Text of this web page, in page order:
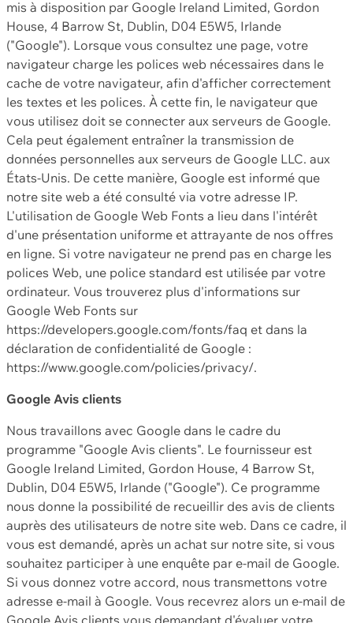
mis à disposition par Google Ireland Limited, Gordon
House, 4 Barrow St, Dublin, D04 E5W5, Irlande
("Google"). Lorsque vous consultez une page, votre
navigateur charge les polices web nécessaires dans le
cache de votre navigateur, afin d'afficher correctement
les textes et les polices. À cette fin, le navigateur que
vous utilisez doit se connecter aux serveurs de Google.
Cela peut également entraîner la transmission de
données personnelles aux serveurs de Google LLC. aux
États-Unis. De cette manière, Google est informé que
notre site web a été consulté via votre adresse IP.
L'utilisation de Google Web Fonts a lieu dans l'intérêt
d'une présentation uniforme et attrayante de nos offres
en ligne. Si votre navigateur ne prend pas en charge les
polices Web, une police standard est utilisée par votre
ordinateur. Vous trouverez plus d'informations sur
Google Web Fonts sur
https://developers.google.com/fonts/faq et dans la
déclaration de confidentialité de Google :
https://www.google.com/policies/privacy/.
Google Avis clients
Nous travaillons avec Google dans le cadre du
programme "Google Avis clients". Le fournisseur est
Google Ireland Limited, Gordon House, 4 Barrow St,
Dublin, D04 E5W5, Irlande ("Google"). Ce programme
nous donne la possibilité de recueillir des avis de clients
auprès des utilisateurs de notre site web. Dans ce cadre, il
vous est demandé, après un achat sur notre site, si vous
souhaitez participer à une enquête par e-mail de Google.
Si vous donnez votre accord, nous transmettons votre
adresse e-mail à Google. Vous recevrez alors un e-mail de